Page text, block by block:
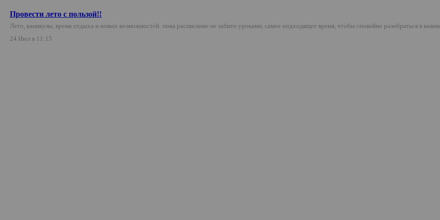
Провести лето с пользой!!
Лето, каникулы, время отдыха и новых возможностей: пока расписание не забито уроками, самое подходящее время, чтобы спокойно разобраться в
24 Июл в 11:15